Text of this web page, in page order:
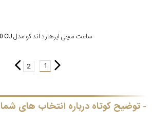
1
2
توضیح کوتاه درباره انتخاب های شما